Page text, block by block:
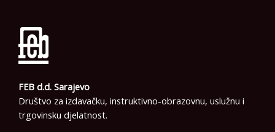
FEB d.d. Sarajevo
Društvo za izdavačku, instruktivno-obrazovnu, uslužnu i
trgovinsku djelatnost.